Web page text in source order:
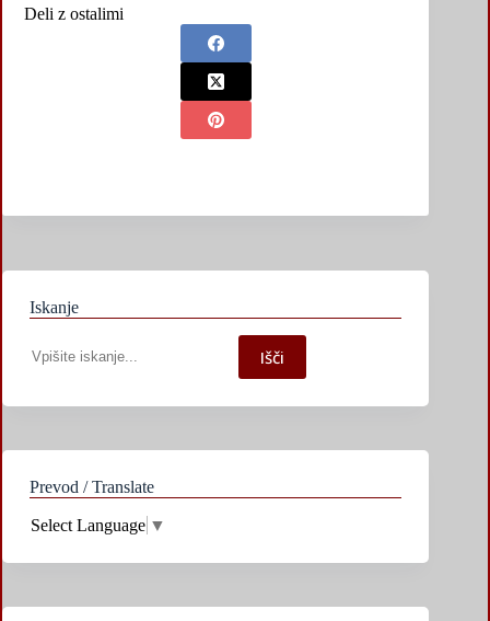
Deli z ostalimi
Iskanje
po
Išči
Prevod / Translate
Select Language ▼